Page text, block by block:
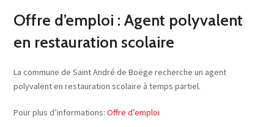
Offre d’emploi : Agent polyvalent
en restauration scolaire
La commune de Saint André de Boëge recherche un agent
polyvalent en restauration scolaire à temps partiel.
Pour plus d’informations:Offre d’emploi